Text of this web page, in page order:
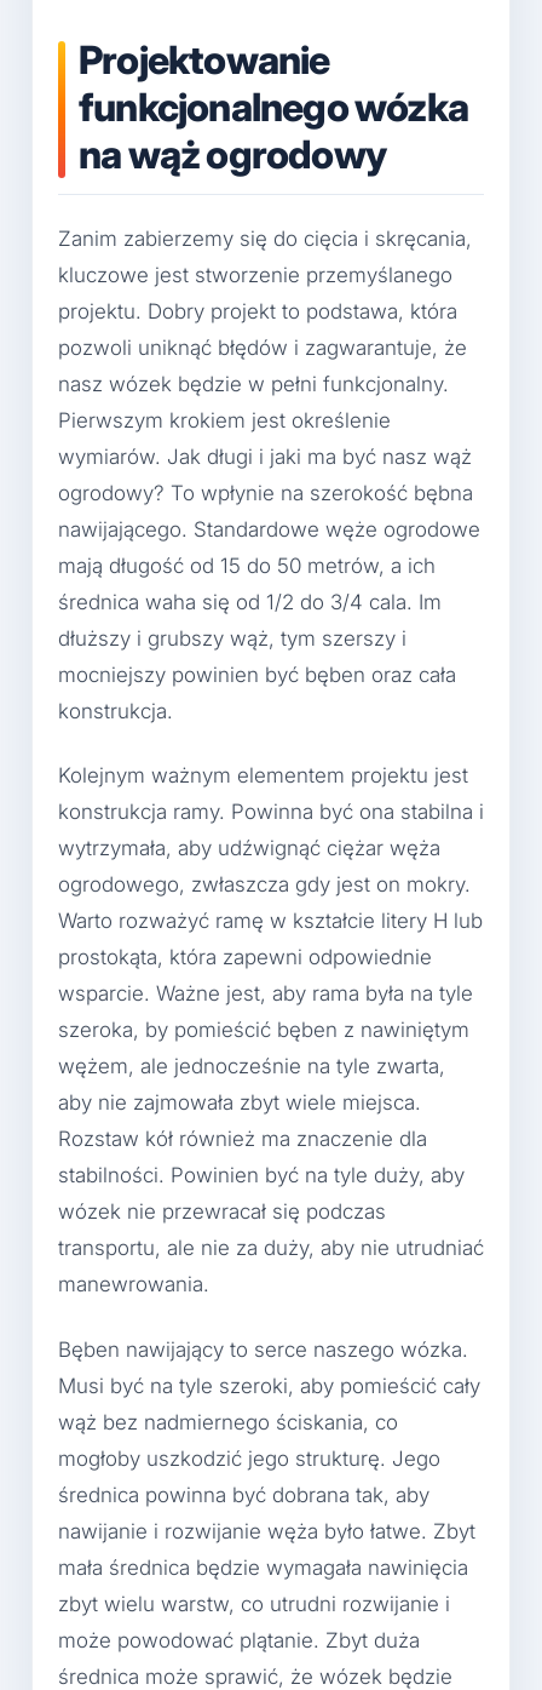
Projektowanie
funkcjonalnego wózka
na wąż ogrodowy
Zanim zabierzemy się do cięcia i skręcania,
kluczowe jest stworzenie przemyślanego
projektu. Dobry projekt to podstawa, która
pozwoli uniknąć błędów i zagwarantuje, że
nasz wózek będzie w pełni funkcjonalny.
Pierwszym krokiem jest określenie
wymiarów. Jak długi i jaki ma być nasz wąż
ogrodowy? To wpłynie na szerokość bębna
nawijającego. Standardowe węże ogrodowe
mają długość od 15 do 50 metrów, a ich
średnica waha się od 1/2 do 3/4 cala. Im
dłuższy i grubszy wąż, tym szerszy i
mocniejszy powinien być bęben oraz cała
konstrukcja.
Kolejnym ważnym elementem projektu jest
konstrukcja ramy. Powinna być ona stabilna i
wytrzymała, aby udźwignąć ciężar węża
ogrodowego, zwłaszcza gdy jest on mokry.
Warto rozważyć ramę w kształcie litery H lub
prostokąta, która zapewni odpowiednie
wsparcie. Ważne jest, aby rama była na tyle
szeroka, by pomieścić bęben z nawiniętym
wężem, ale jednocześnie na tyle zwarta,
aby nie zajmowała zbyt wiele miejsca.
Rozstaw kół również ma znaczenie dla
stabilności. Powinien być na tyle duży, aby
wózek nie przewracał się podczas
transportu, ale nie za duży, aby nie utrudniać
manewrowania.
Bęben nawijający to serce naszego wózka.
Musi być na tyle szeroki, aby pomieścić cały
wąż bez nadmiernego ściskania, co
mogłoby uszkodzić jego strukturę. Jego
średnica powinna być dobrana tak, aby
nawijanie i rozwijanie węża było łatwe. Zbyt
mała średnica będzie wymagała nawinięcia
zbyt wielu warstw, co utrudni rozwijanie i
może powodować plątanie. Zbyt duża
średnica może sprawić, że wózek będzie